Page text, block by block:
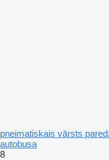
pneimatiskais vārsts
autobusa
8